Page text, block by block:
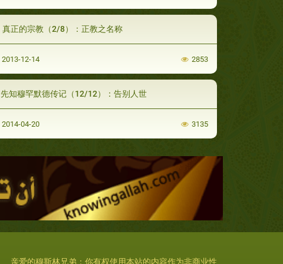
真正的宗教（2/8）：正教之名称
2013-12-14 2853
先知穆罕默德传记（12/12）：告别人世
2014-04-20 3135
亲爱的穆斯林兄弟：你有权使用本站的内容作为非商业性